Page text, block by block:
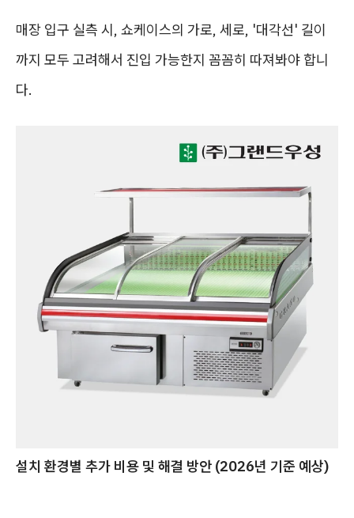
매장 입구 실측 시, 쇼케이스의 가로, 세로, '대각선' 길이
까지 모두 고려해서 진입 가능한지 꼼꼼히 따져봐야 합니
다.
설치 환경별 추가 비용 및 해결 방안 (2026년 기준 예상)